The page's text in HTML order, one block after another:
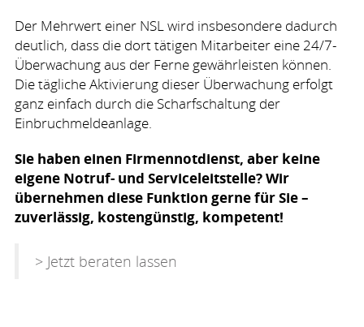
Der Mehrwert einer NSLwird insbesondere dadurch
deutlich, dass die dort tätigen Mitarbeiter eine 24/7-
Überwachung aus der Ferne gewährleisten können.
Die tägliche Aktivierung dieser Überwachung erfolgt
ganz einfach durch die Scharfschaltung der
Einbruchmeldeanlage.
Sie haben einen Firmennotdienst, aber keine
eigene Notruf- und Serviceleitstelle? Wir
übernehmen diese Funktion gerne für Sie –
zuverlässig, kostengünstig, kompetent!
> Jetzt beraten lassen